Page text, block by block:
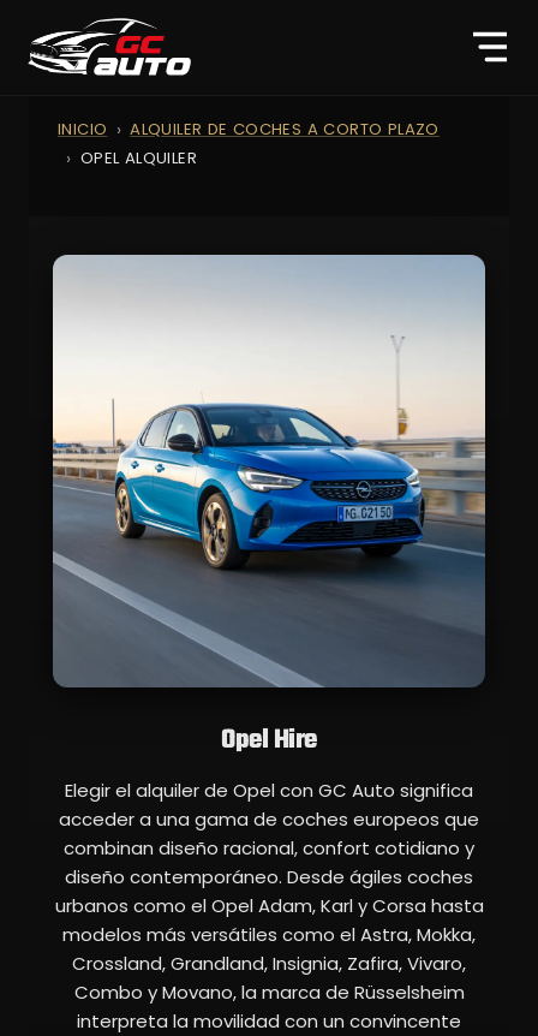
INICIO
ALQUILER DE COCHES A CORTO PLAZO
OPEL ALQUILER
Opel Hire
Elegir el alquiler de Opel con GC Auto significa
acceder a una gama de coches europeos que
combinan diseño racional, confort cotidiano y
diseño contemporáneo. Desde ágiles coches
urbanos como el Opel Adam, Karl y Corsa hasta
modelos más versátiles como el Astra, Mokka,
Crossland, Grandland, Insignia, Zafira, Vivaro,
Combo y Movano, la marca de Rüsselsheim
interpreta la movilidad con un convincente